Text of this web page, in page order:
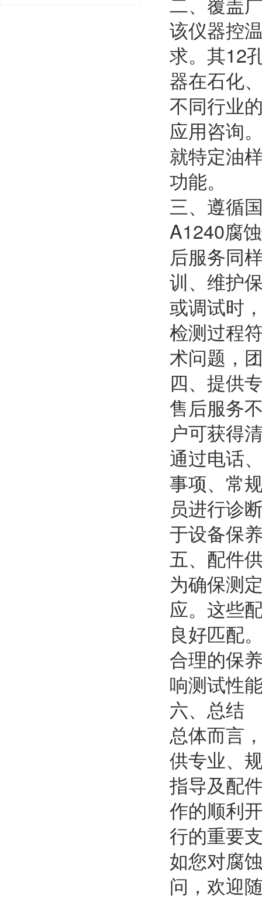
该仪器控
求。其12
器在石化
不同行业
应用咨询
就特定油
功能。
三、遵循
A1240腐
后服务同
训、维护
或调试时
检测过程
术问题，
四、提供
售后服务
户可获得
通过电话
事项、常
员进行诊
于设备保
五、配件
为确保测
应。这些
良好匹配
合理的保
响测试性
六、总结
总体而言
供专业、
指导及配
作的顺利
行的重要
如您对腐
问，欢迎